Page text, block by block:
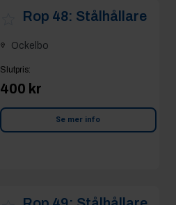
Ockelbo
Slutpris: